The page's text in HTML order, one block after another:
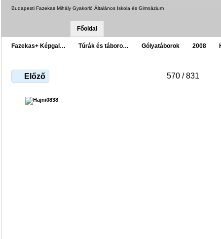
Budapesti Fazekas Mihály Gyakorló Általános Iskola és Gimnázium
Főoldal
Fazekas+ Képgal… Túrák és táboro… Gólyatáborok 2008
Előző 570 / 831